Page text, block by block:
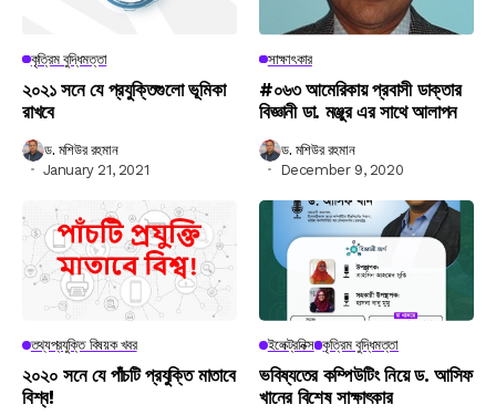
কৃত্রিম বুদ্ধিমত্তা
২০২১ সনে যে প্রযুক্তিগুলো ভূমিকা
রাখবে
ড. মশিউর রহমান
January 21, 2021
সাক্ষাৎকার
#০৬৩ আমেরিকায় প্রবাসী ডাক্তার
বিজ্ঞানী ডা. মঞ্জুর এর সাথে আলাপন
ড. মশিউর রহমান
December 9, 2020
তথ্যপ্রযুক্তি বিষয়ক খবর
২০২০ সনে যে পাঁচটি প্রযুক্তি মাতাবে
বিশ্ব!
ইলেক্ট্রনিক্স কৃত্রিম বুদ্ধিমত্তা
ভবিষ্যতের কম্পিউটিং নিয়ে ড. আসিফ
খানের বিশেষ সাক্ষাৎকার